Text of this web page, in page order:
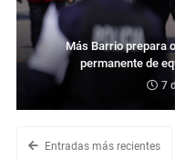
Más Barrio prepara
permanente de
7
Entradas más recientes